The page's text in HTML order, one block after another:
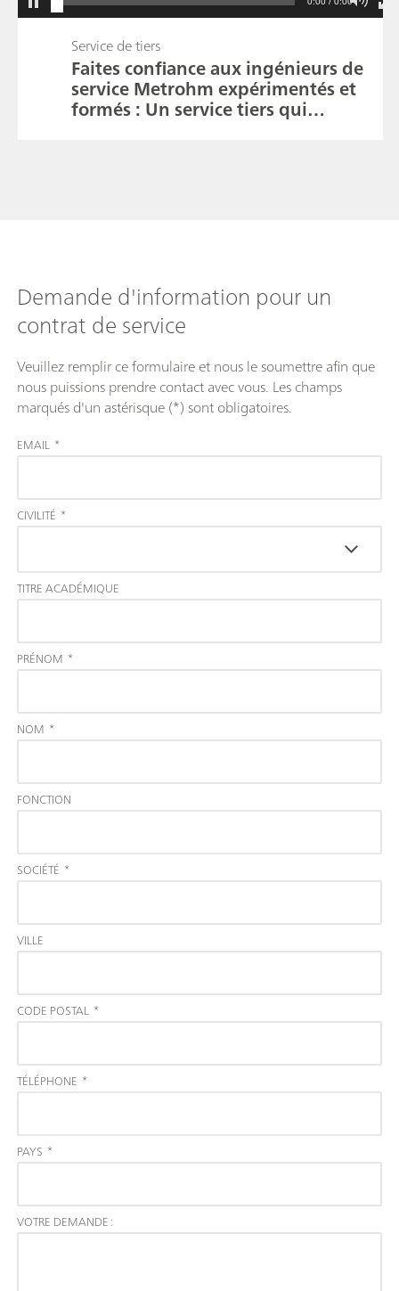
Service de tiers
Faites confiance aux ingénieurs de
service Metrohm expérimentés et
formés : Un service tiers qui
Demande d'information pour un
contrat de service
Veuillez remplir ce formulaire et nous le soumettre afin que
nous puissions prendre contact avec vous. Les champs
marqués d'un astérisque (*) sont obligatoires.
EMAIL *
CIVILITÉ *
TITRE ACADÉMIQUE
PRÉNOM *
NOM *
FONCTION
SOCIÉTÉ *
VILLE
CODE POSTAL *
TÉLÉPHONE *
PAYS *
VOTRE DEMANDE :